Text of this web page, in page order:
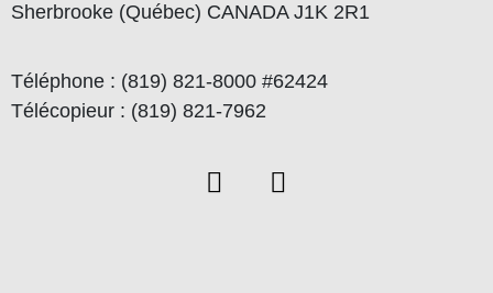
Sherbrooke (Québec) CANADA J1K 2R1
Téléphone : (819) 821-8000 #62424
Télécopieur : (819) 821-7962